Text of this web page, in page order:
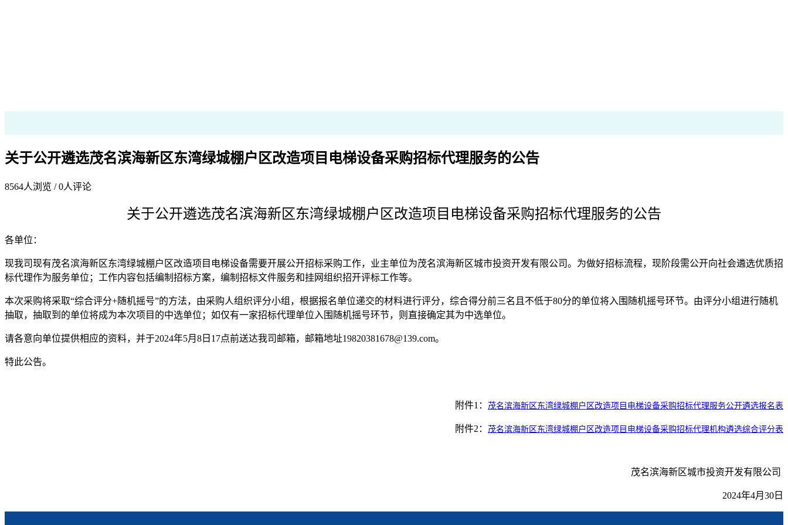
关于公开遴选茂名滨海新区东湾绿城棚户区改造项目电梯设备采购招标代理服务的公告
8564人浏览 /0人评论
关于公开遴选茂名滨海新区东湾绿城棚户区改造项目电梯设备采购招标代理服务的公告
各单位：
现我司现有茂名滨海新区东湾绿城棚户区改造项目电梯设备需要开展公开招标采购工作， 业主单位为茂名滨海新区城市投资开发有限公司。为做好招标流程，现阶段需公开向社会遴选优质招
标代理作为服务单位；工作内容包括编制招标方案， 编制招标文件服务和挂网组织招开评标工作等。
本次采购将采取“综合评分+随机摇号”的方法， 由采购人组织评分小组，根据报名单位递交的材料进行评分，综合得分前三名且不低于80分的单位将入围随机摇号环节。由评分小组进行随机
抽取，抽取到的单位将成为本次项目的中选单位；如仅有一家招标代理单位入围随机摇号环节，则直接确定其为中选单位。
请各意向单位提供相应的资料，并于2024年5月 8 日 1 7点前送达我司 邮箱，邮箱地址19820381678@139.com。
特此公告。
附件1： 茂名滨海新区东湾绿城棚户区改造项目电梯设备采购招标代理服务公开遴选报名表
附件2： 茂名滨海新区东湾绿城棚户区改造项目电梯设备采购招标代理机构遴选综合评分表
茂名滨海新区城市投资开发有限公司
2024年4月 30 日